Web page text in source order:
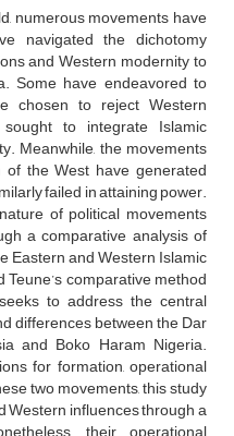
numerous movements have
navigated the dichotomy
and Western modernity to
Some have endeavored to
chosen to reject Western
to integrate Islamic
Meanwhile, the movements
the West have generated
failed in attaining power.
of political movements
a comparative analysis of
Eastern and Western Islamic
comparative method
to address the central
differences between the Dar
and Boko Haram Nigeria.
for formation, operational
two movements, this study
Western influences through a